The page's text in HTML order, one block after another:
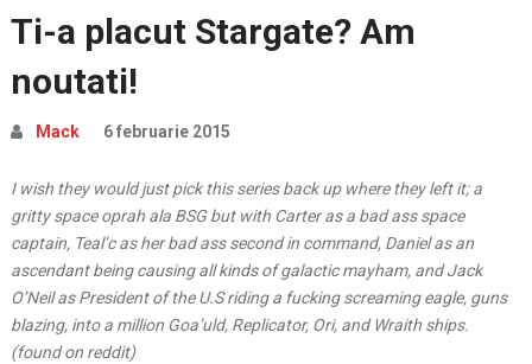
Ti-a placut Stargate? Am
noutati!
Mack 6 februarie 2015
I wish they would just pick this series back up where they left it; a
gritty space oprah ala BSG but with Carter as a bad ass space
captain, Teal’c as her bad ass second in command, Daniel as an
ascendant being causing all kinds of galactic mayham, and Jack
O’Neil as President of the U.S riding a fucking screaming eagle, guns
blazing, into a million Goa’uld, Replicator, Ori, and Wraith ships.
(found on reddit)